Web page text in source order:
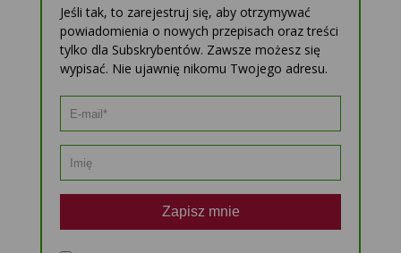
Jeśli tak, to zarejestruj się, aby otrzymywać
powiadomienia o nowych przepisach oraz treści
tylko dla Subskrybentów. Zawsze możesz się
wypisać. Nie ujawnię nikomu Twojego adresu.
Zapisz mnie